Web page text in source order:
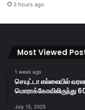
3 hours ago
Most Viewed
1 week ago
செயுட்டா எல்லையில்
மொராக்கோவிலிருந்து
July 15, 2025